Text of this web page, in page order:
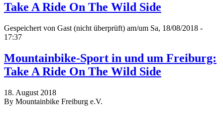
Take A Ride On The Wild Side
Gespeichert von Gast (nicht überprüft) am/um Sa, 18/08/2018 -
17:37
Mountainbike-Sport in und um Freiburg:
Take A Ride On The Wild Side
18. August 2018
By Mountainbike Freiburg e.V.